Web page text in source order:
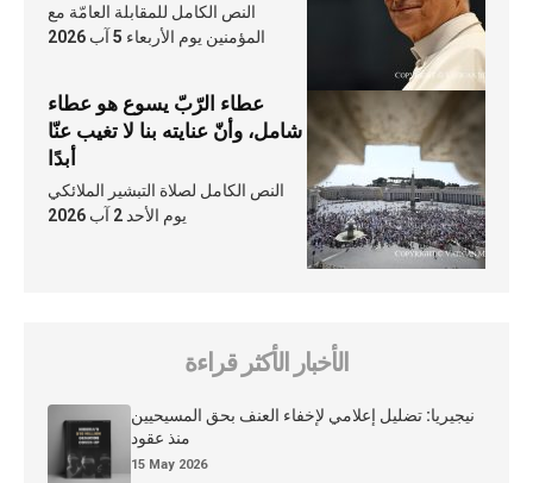
النص الكامل للمقابلة العامّة مع
المؤمنين يوم الأربعاء 5 آب 2026
عطاء الرّبّ يسوع هو عطاء
شامل، وأنّ عنايته بنا لا تغيب عنّا
أبدًا
النص الكامل لصلاة التبشير الملائكي
يوم الأحد 2 آب 2026
الأخبار الأكثر قراءة
نيجيريا: تضليل إعلامي لإخفاء العنف بحق المسيحيين
منذ عقود
15 May 2026